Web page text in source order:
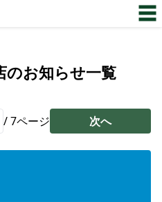
のお知らせ一覧
/7ページ 次へ